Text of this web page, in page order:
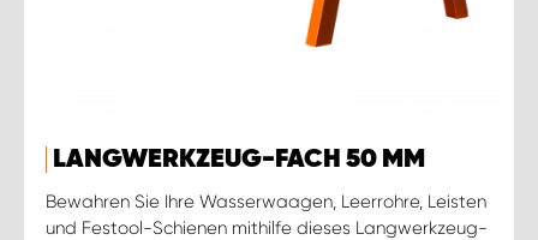
LANGWERKZEUG-FACH 50 MM
Bewahren Sie Ihre Wasserwaagen, Leerrohre, Leisten
und Festool-Schienen mithilfe dieses Langwerkzeug-